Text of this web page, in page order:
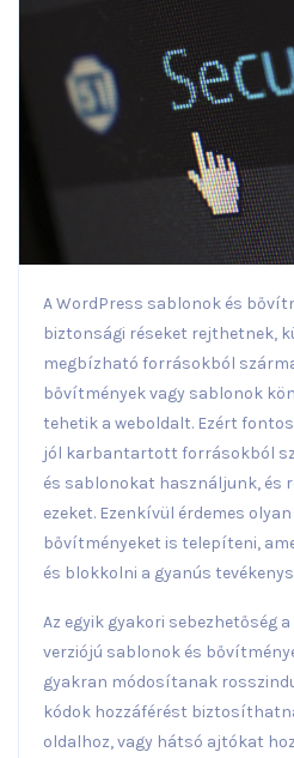
A WordPress sablonok és
biztonsági réseket rejthetnek,
megbízható forrásokból
bővítmények vagy sablonok
tehetik a weboldalt. Ezért
jól karbantartott forrásokból
és sablonokat használjunk, és
ezeket. Ezenkívül érdemes
bővítményeket is telepíteni,
és blokkolni a gyanús
Az egyik gyakori sebezhetőség
verziójú sablonok és
gyakran módosítanak
kódok hozzáférést
oldalhoz, vagy hátsó ajtókat